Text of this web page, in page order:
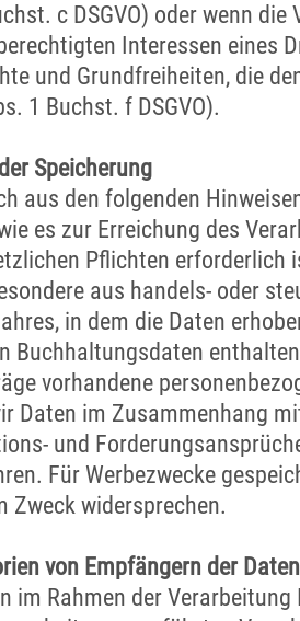
c DSGVO) oder wenn
Interessen eines
und Grundfreiheiten, die
1 Buchst. f DSGVO).
Speicherung
aus den folgenden
es zur Erreichung des
Pflichten erforderlich
aus handels- oder
in dem die Daten
Buchhaltungsdaten
vorhandene
Daten im Zusammenhang
und
Für Werbezwecke
Zweck widersprechen.
von Empfängern der Daten
im Rahmen der